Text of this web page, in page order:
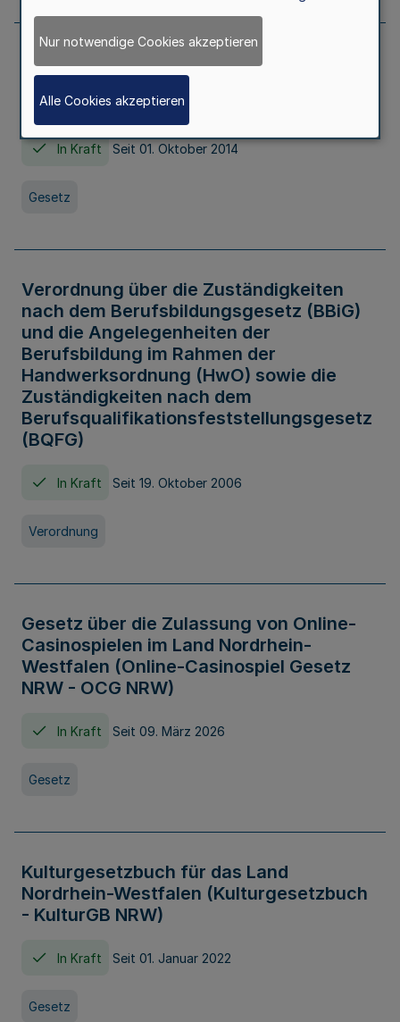
Gesetz über die Hochschulen des Landes
Nordrhein-Westfalen (Hochschulgesetz -
HG)
In Kraft Seit 01. Oktober 2014
Gesetz
Verordnung über die Zuständigkeiten
nach dem Berufsbildungsgesetz (BBiG)
und die Angelegenheiten der
Berufsbildung im Rahmen der
Handwerksordnung (HwO) sowie die
Zuständigkeiten nach dem
Berufsqualifikationsfeststellungsgesetz
(BQFG)
In Kraft Seit 19. Oktober 2006
Verordnung
Gesetz über die Zulassung von Online-
Casinospielen im Land Nordrhein-
Westfalen (Online-Casinospiel Gesetz
NRW - OCG NRW)
In Kraft Seit 09. März 2026
Gesetz
Kulturgesetzbuch für das Land
Nordrhein-Westfalen (Kulturgesetzbuch
- KulturGB NRW)
In Kraft Seit 01. Januar 2022
Gesetz
Nur notwendige Cookies akzeptieren
Alle Cookies akzeptieren